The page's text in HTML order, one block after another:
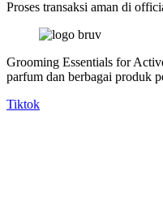
Proses transaksi aman di
Grooming Essentials for
parfum dan berbagai produk
Tiktok